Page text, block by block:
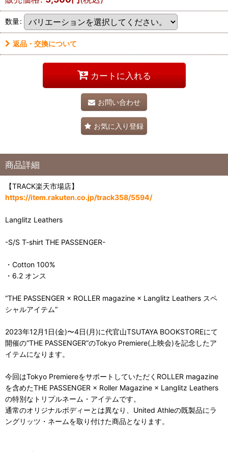
数量:
返品・交換について
カートに入れる
お問い合わせ
お気に入り登録
商品詳細
【TRACK楽天市場店】
https://item.rakuten.co.jp/track358/5594/
Langlitz Leathers
-S/S T-shirt THE PASSENGER-
・Cotton 100%
・6.2 オンス
“THE PASSENGER × ROLLER magazine × Langlitz Leathers スペ
シャルアイテム“
2023年12月1日(金)〜4日(月)に代官山TSUTAYA BOOKSTOREにて
開催の“THE PASSENGER”のTokyo Premiere(上映会)を記念したア
イテムになります。
今回はTokyo PremiereをサポートしていただくROLLER magazine
を含めたTHE PASSENGER × Roller Magazine × Langlitz Leathers
の特別なトリプルネーム・アイテムです。
通常のオリジナルボディーとは異なり、United Athleの既製品にラ
ングリッツ・ネームを取り付けた商品となります。